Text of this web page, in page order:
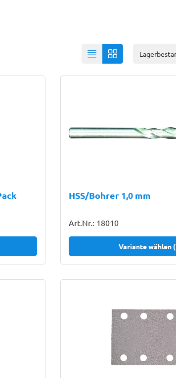
HSS/Bohrer 1,0 mm
Art.Nr.: 18010
Variante wählen (